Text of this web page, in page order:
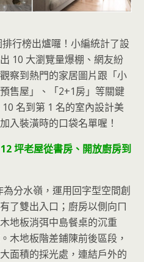
行榜出爐囉！小編統計了設
10 大瀏覽量爆棚、網友紛
察到熱門的家居圖片跟「小
售屋」、「2+1房」等關鍵
名到第 1 名的室內設計美
入裝潢時的口袋名單喔！
坪老屋從書房、開放廚房到
分水嶺，運用回字型空間創
了雙出入口；廚房以側向ㄇ
地板消弭中島餐桌的沉重
木地板階差鋪陳前後區段，
面積的採光處，連結戶外的